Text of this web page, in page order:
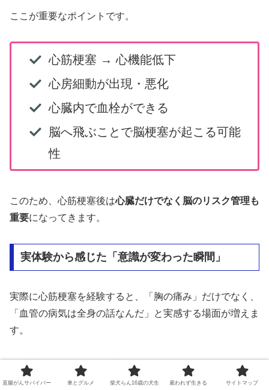
ここが重要なポイントです。
心筋梗塞 → 心機能低下
心房細動が出現・悪化
心臓内で血栓ができる
脳へ飛ぶことで脳梗塞が起こる可能
性
このため、心筋梗塞後は心臓だけでなく脳のリスク管理も
重要になってきます。
実体験から感じた「意識が変わった瞬間」
実際に心筋梗塞を経験すると、「胸の痛み」だけでなく、
「血管の病気は全身の話なんだ」と実感する場面が増えま
す。
薬をきちんと飲む意味
定期検査を受ける理由
直腸がんサバイバー 車とグルメ 柴犬らん16歳の犬生 雇われず生きる サイトマップ